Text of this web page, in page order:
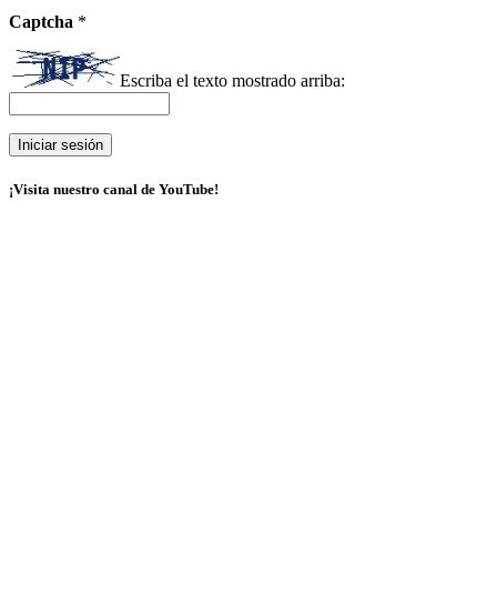
Captcha *
Escriba el texto mostrado arriba:
¡Visita nuestro canal de YouTube!